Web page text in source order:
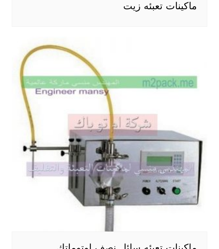
ماكينات تعبئه زيت